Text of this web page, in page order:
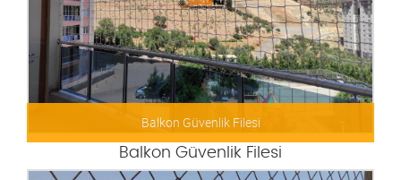
Güvenlik Filesi
Balkon Güvenlik Filesi
Balkon Güvenlik Filesi